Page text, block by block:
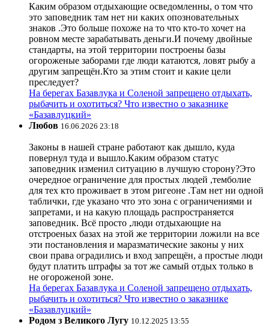
Каким образом отдыхающие осведомленны, о том что
это заповедник там нет ни каких опозновательных
знаков .Это больше похоже на то что кто-то хочет на
ровном месте зарабатывать деньги.И почему двойные
стандарты, на этой территории построены базы
огороженые заборами где люди катаются, ловят рыбу а
другим запрещён.Кто за этим стоит и какие цели
преследует?
На берегах Базавлука и Соленой запрещено отдыхать,
рыбачить и охотиться? Что известно о заказнике
«Базавлуцкий»
Любов 16.06.2026 23:18
Законы в нашей стране работают как дышло, куда
повернул туда и вышло.Каким образом статус
заповедник изменил ситуацию в лучшую сторону?Это
очередное ограничение для простых людей ,темболие
для тех кто проживает в этом ригеоне .Там нет ни одной
таблички, где указано что это зона с ограничениями и
запретами, и на какую площадь распространяется
заповедник. Всё просто ,люди отдыхающие на
отстроеных базах на этой же территории ложили на все
эти постановления и маразматические законы у них
свои права оградились и вход запрещён, а простые люди
будут платить штрафы за тот же самый отдых только в
не огороженой зоне.
На берегах Базавлука и Соленой запрещено отдыхать,
рыбачить и охотиться? Что известно о заказнике
«Базавлуцкий»
Родом з Великого Лугу 10.12.2025 13:55